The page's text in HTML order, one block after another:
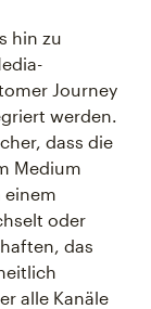
hin zu
Journey
werden.
dass die
Medium
einem
oder
das
alle Kanäle